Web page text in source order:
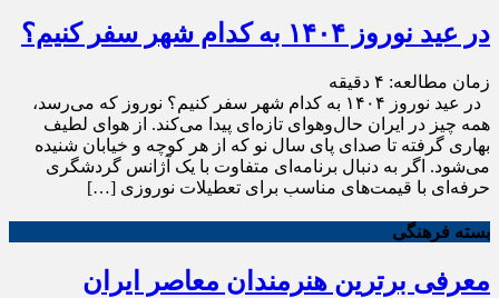
در عید نوروز ۱۴۰۴ به کدام شهر سفر کنیم؟
زمان مطالعه: ۴ دقیقه
در عید نوروز ۱۴۰۴ به کدام شهر سفر کنیم؟ نوروز که می‌رسد،
همه چیز در ایران حال‌وهوای تازه‌ای پیدا می‌کند. از هوای لطیف
بهاری گرفته تا صدای پای سال نو که از هر کوچه و خیابان شنیده
می‌شود. اگر به دنبال برنامه‌ای متفاوت با یک آژانس گردشگری
حرفه‌ای با قیمت‌های مناسب برای تعطیلات نوروزی […]
بسته فرهنگی
معرفی برترین هنرمندان معاصر ایران